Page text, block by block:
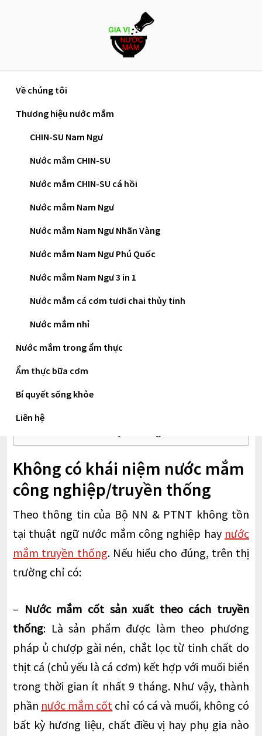
Về chúng tôi
Thương hiệu nước mắm
CHIN-SU Nam Ngư
Nước mắm CHIN-SU
Nước mắm CHIN-SU cá hồi
Nước mắm Nam Ngư
Nước mắm Nam Ngư Nhãn Vàng
Nước mắm Nam Ngư Phú Quốc
Nước mắm Nam Ngư 3 in 1
Nước mắm cá cơm tươi chai thủy tinh
Nước mắm nhỉ
Nước mắm trong ẩm thực
Ẩm thực bữa cơm
Bí quyết sống khỏe
Liên hệ
Trang chủ»
Nước mắm công nghiệp và truyền thống:
Hiểu sao cho đúng?
Nước Mắm Công Nghiệp
Và Truyền Thống: Hiểu
Sao Cho Đúng?
Bạn có biết nước mắm công nghiệp hay nước
mắm truyền thống là từ dùng để phân biệt
phương thức sản xuất của hai loại nước mắm
này, chứ thực chất không phải là tên sản phẩm
thương mại của chúng.
Mục lục
nghiệp/truyền thống
Cách nhận biết nước mắm chế biến công nghiệp
Không có khái niệm nước mắm
công nghiệp/truyền thống
Theo thông tin của Bộ NN & PTNT không tồn
tại thuật ngữ nước mắm công nghiệp hay nước
mắm truyền thống. Nếu hiểu cho đúng, trên thị
trường chỉ có:
– Nước mắm cốt sản xuất theo cách truyền
thống: Là sản phẩm được làm theo phương
pháp ủ chượp gài nén, chắt lọc từ tinh chất do
thịt cá (chủ yếu là cá cơm) kết hợp với muối biển
trong thời gian ít nhất 9 tháng. Như vậy, thành
phần nước mắm cốt chỉ có cá và muối, không có
bất kỳ hương liệu, chất điều vị hay phụ gia nào